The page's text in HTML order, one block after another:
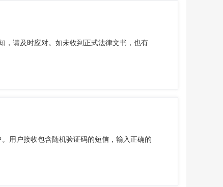
，请及时应对。如未收到正式法律文书，也有
用户接收包含随机验证码的短信，输入正确的